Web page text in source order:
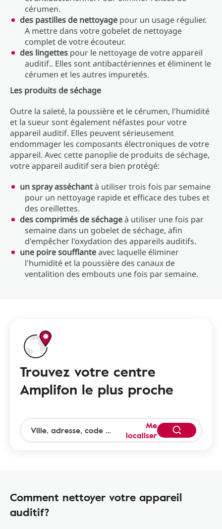
cérumen.
des pastilles de nettoyage pour un usage régulier.
A mettre dans votre gobelet de nettoyage
complet de votre écouteur.
des lingettes pour le nettoyage de votre appareil
auditif.. Elles sont antibactériennes et éliminent le
cérumen et les autres impuretés.
Les produits de séchage
Outre la saleté, la poussière et le cérumen, l'humidité
et la sueur sont également néfastes pour votre
appareil auditif. Elles peuvent sérieusement
endommager les composants électroniques de votre
appareil. Avec cette panoplie de produits de séchage,
votre appareil auditif sera bien protégé:
un spray asséchantà utiliser trois fois par semaine
pour un nettoyage rapide et efficace des tubes et
des oreillettes.
des comprimés de séchageà utiliser une fois par
semaine dans un gobelet de séchage, afin
d'empêcher l'oxydation des appareils auditifs.
une poire soufflanteavec laquelle éliminer
l'humidité et la poussière des canaux de
ventalition des embouts une fois par semaine.
Trouvez votre centre
Amplifon le plus proche
Me
localiser
Comment nettoyer votre appareil
auditif?